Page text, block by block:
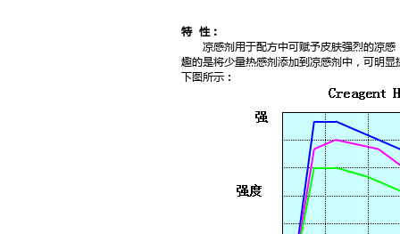
特 性：
凉感剂用于配方中可赋予皮肤强烈的凉感
趣的是将少量热感剂添加到凉感剂中，可明
下图所示：